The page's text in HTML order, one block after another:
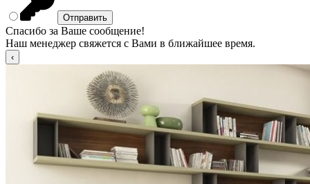
Спасибо за Ваше сообщение!
Наш менеджер свяжется с Вами в ближайшее время.